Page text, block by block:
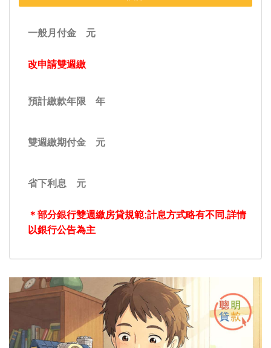
一般月付金 元
改申請雙週繳
預計繳款年限 年
雙週繳期付金 元
省下利息 元
＊部分銀行雙週繳房貸規範;計息方式略有不同,詳情
以銀行公告為主